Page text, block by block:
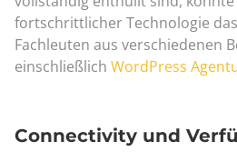
fortschrittlicher Technologie
Fachleuten aus verschiedenen
einschließlich WordPress
Connectivity und